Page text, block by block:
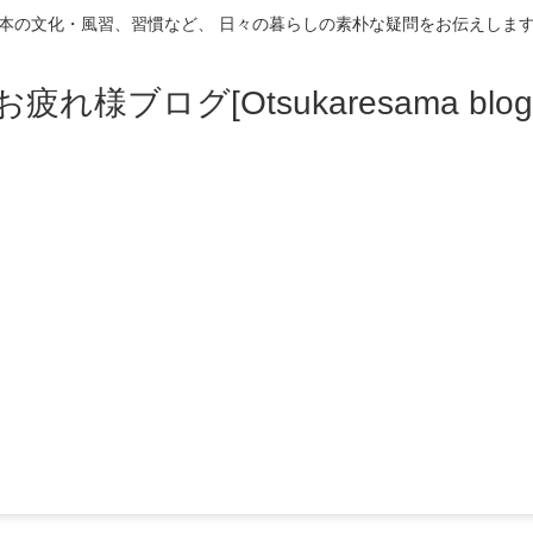
の文化・風習、習慣など、 日々の暮らしの素朴な疑問をお伝えしま
疲れ様ブログ[Otsukaresama